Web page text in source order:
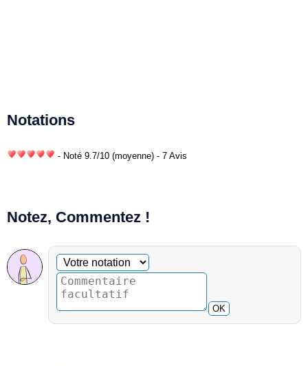
Notations
- Noté 9.7/10 (moyenne) - 7 Avis
Notez, Commentez !
Commentaire facultatif
Votre notation
OK